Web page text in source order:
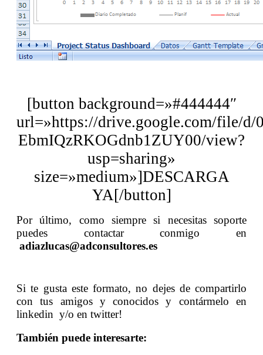
[button background=»#444444″
url=»https://drive.google.com/file/d/
EbmIQzRKOGdnb1ZUY00/view?
usp=sharing»
size=»medium»]DESCARGA
YA[/button]
Por último, como siempre si necesitas soporte
puedes contactar conmigo en
adiazlucas@adconsultores.es
Si te gusta este formato, no dejes de compartirlo
con tus amigos y conocidos y contármelo en
linkedin y/o en twitter!
También puede interesarte: